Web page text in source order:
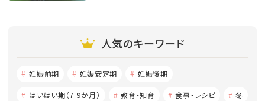
人気のキーワード
妊娠前期 妊娠安定期 妊娠後期
はいはい期（7-9か月） 教育・知育 食事・レシピ 冬